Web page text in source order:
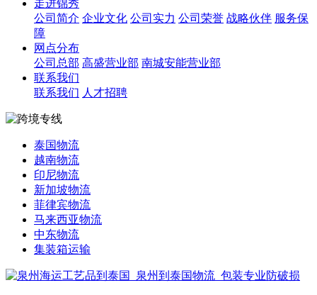
走进锦秀
公司简介 企业文化 公司实力 公司荣誉 战略伙伴 服务保
障
网点分布
公司总部 高盛营业部 南城安能营业部
联系我们
联系我们 人才招聘
泰国物流
越南物流
印尼物流
新加坡物流
菲律宾物流
马来西亚物流
中东物流
集装箱运输